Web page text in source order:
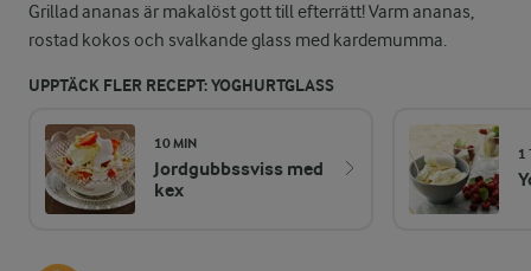
Grillad ananas är makalöst gott till efterrätt! Varm ananas,
rostad kokos och svalkande glass med kardemumma.
UPPTÄCK FLER RECEPT: YOGHURTGLASS
10 MIN
Jordgubbssviss med
kex
1